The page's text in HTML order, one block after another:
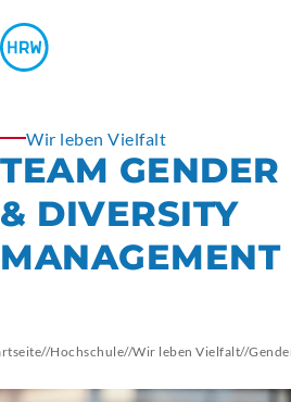
Wir leben Vielfalt
TEAM
& DIVERSITY
MANAGEMENT
//Hochschule//Wir leben Vielfalt//